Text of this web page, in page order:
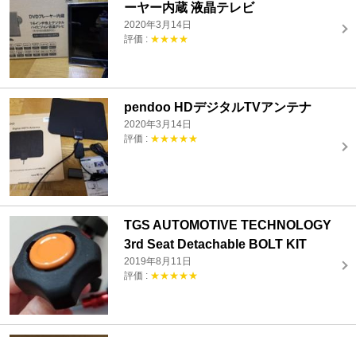
ーヤー内蔵 液晶テレビ
2020年3月14日
評価 : ★★★★
pendoo HDデジタルTVアンテナ
2020年3月14日
評価 : ★★★★★
TGS AUTOMOTIVE TECHNOLOGY
3rd Seat Detachable BOLT KIT
2019年8月11日
評価 : ★★★★★